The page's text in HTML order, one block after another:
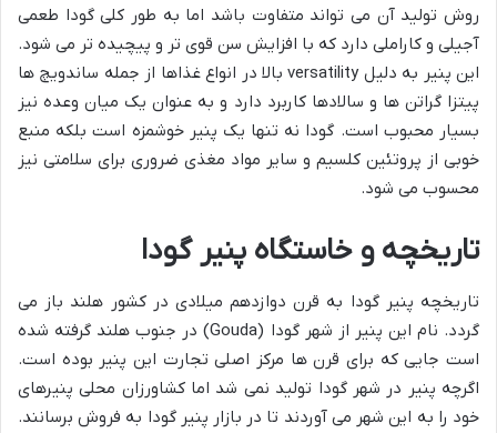
روش تولید آن می تواند متفاوت باشد اما به طور کلی گودا طعمی
آجیلی و کاراملی دارد که با افزایش سن قوی تر و پیچیده تر می شود.
این پنیر به دلیل versatility بالا در انواع غذاها از جمله ساندویچ ها
پیتزا گراتن ها و سالادها کاربرد دارد و به عنوان یک میان وعده نیز
بسیار محبوب است. گودا نه تنها یک پنیر خوشمزه است بلکه منبع
خوبی از پروتئین کلسیم و سایر مواد مغذی ضروری برای سلامتی نیز
محسوب می شود.
تاریخچه و خاستگاه پنیر گودا
تاریخچه پنیر گودا به قرن دوازدهم میلادی در کشور هلند باز می
گردد. نام این پنیر از شهر گودا (Gouda) در جنوب هلند گرفته شده
است جایی که برای قرن ها مرکز اصلی تجارت این پنیر بوده است.
اگرچه پنیر در شهر گودا تولید نمی شد اما کشاورزان محلی پنیرهای
خود را به این شهر می آوردند تا در بازار پنیر گودا به فروش برسانند.